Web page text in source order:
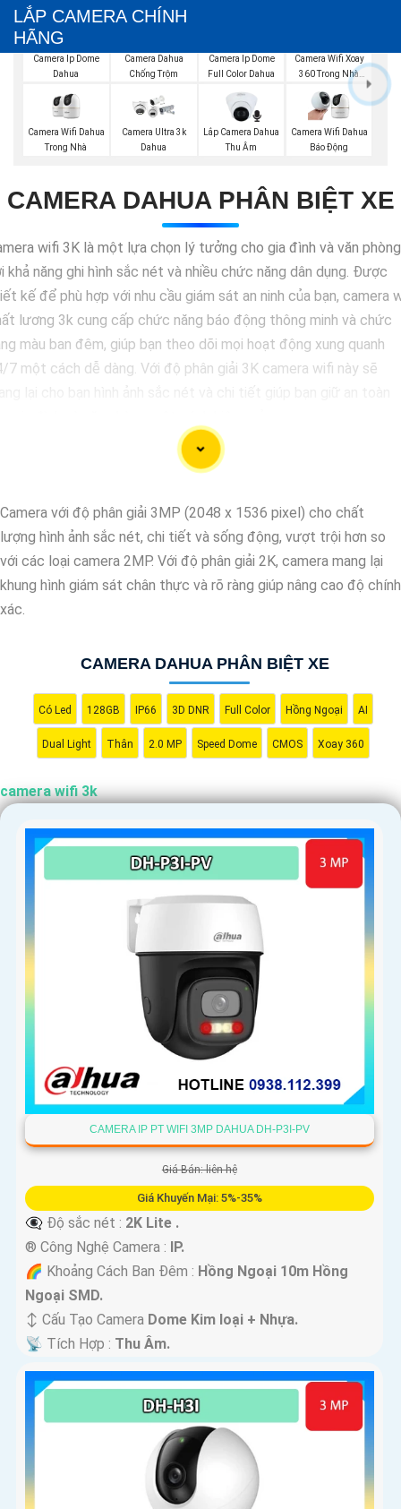
LẮP CAMERA CHÍNH
HÃNG
Camera Ip Dome
Dahua
Camera Dahua
Chống Trộm
Camera Ip Dome
Full Color Dahua
Camera Wifi Xoay
360 Trong Nhà
Camera Wifi Dahua
Trong Nhà
Camera Ultra 3k
Dahua
Lắp Camera Dahua
Thu Âm
Camera Wifi Dahua
Báo Động
CAMERA DAHUA PHÂN BIỆT XE
wifi 3K là một lựa chọn lý tưởng cho gia đình và văn phòng
khả năng ghi hình sắc nét và nhiều chức năng dân dụng. Được
kế để phù hợp với nhu cầu giám sát an ninh của bạn, camera
lương 3k cung cấp chức năng báo động thông minh và chức
màu ban đêm, giúp bạn theo dõi mọi hoạt động xung quanh
7 một cách dễ dàng. Với độ phân giải 3K camera wifi này sẽ
Camera với độ phân giải 3MP (2048 x 1536 pixel) cho chất
lượng hình ảnh sắc nét, chi tiết và sống động, vượt trội hơn so
với các loại camera 2MP. Với độ phân giải 2K, camera mang lại
khung hình giám sát chân thực và rõ ràng giúp nâng cao độ chính
xác.
CAMERA DAHUA PHÂN BIỆT XE
Có Led 128GB IP66 3D DNR Full Color Hồng Ngoại AI
Dual Light Thân 2.0 MP Speed Dome CMOS Xoay 360
camera wifi 3k
CAMERA IP PT WIFI 3MP DAHUA DH-P3I-PV
Giá Bán: liên hệ
Giá Khuyến Mại: 5%-35%
👁️‍🗨 Độ sắc nét : 2K Lite .
®️ Công Nghệ Camera : IP.
🌈 Khoảng Cách Ban Đêm : Hồng Ngoại 10m Hồng
Ngoại SMD.
↕️ Cấu Tạo Camera Dome Kim loại + Nhựa.
️📡 Tích Hợp : Thu Âm.